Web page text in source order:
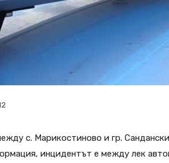
с. Марикостиново и гр.
инцидентът е между лек